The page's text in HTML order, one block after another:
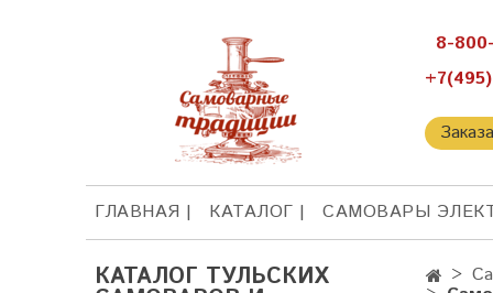
8-
ГЛАВНАЯ КАТАЛОГ САМОВАРЫ
КАТАЛОГ ТУЛЬСКИХ